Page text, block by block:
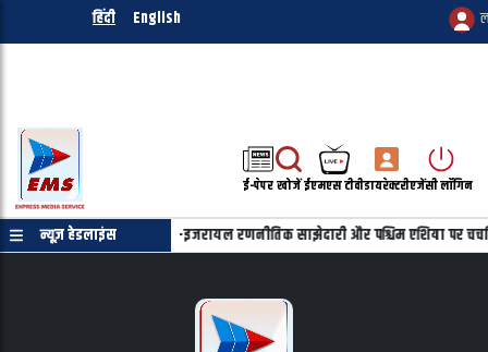
हिंदी English
ई-पेपरखोजेंईएमएस टीवीडायरेक्टरीएजेंसी लॉगिन
न्यूज़ हेडलाइंस
की फोन पर बातचीत, भारत-इजरायल रणनीतिक साझेदारी और पश्चिम एशिया पर चर्चा